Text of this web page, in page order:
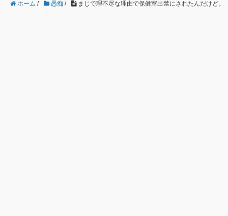
ホーム / 愚痴 / まじで理不尽な理由で保健室出禁にされたんだけど。